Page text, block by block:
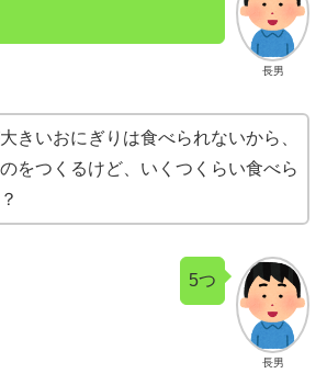
長男
きいおにぎりは食べられないから、
をつくるけど、いくつくらい食べら
長男
5つ